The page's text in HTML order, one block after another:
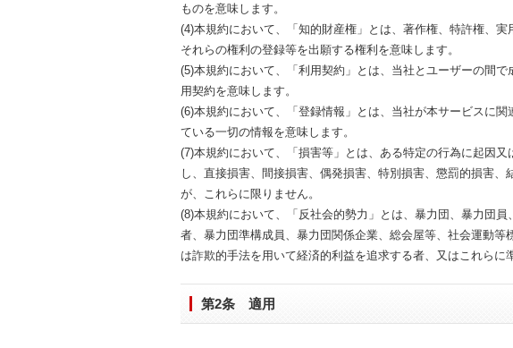
ものを意味します。
(4)本規約において、「知的財産権」とは、著作権、特許権、
それらの権利の登録等を出願する権利を意味します。
(5)本規約において、「利用契約」とは、当社とユーザーの間
用契約を意味します。
(6)本規約において、「登録情報」とは、当社が本サービスに
ている一切の情報を意味します。
(7)本規約において、「損害等」とは、ある特定の行為に起因
し、直接損害、間接損害、偶発損害、特別損害、懲罰的損害
が、これらに限りません。
(8)本規約において、「反社会的勢力」とは、暴力団、暴力団
者、暴力団準構成員、暴力団関係企業、総会屋等、社会運動等
は詐欺的手法を用いて経済的利益を追求する者、又はこれらに
第2条 適用